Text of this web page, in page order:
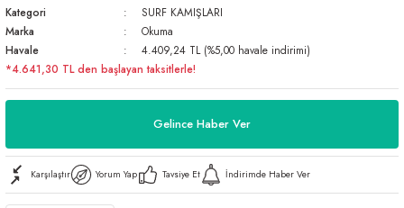
Kategori
SURF KAMIŞLARI
Marka
Okuma
Havale
4.409,24 TL (%5,00 havale indirimi)
*4.641,30 TL den başlayan taksitlerle!
Gelince Haber Ver
Karşılaştır Yorum Yap Tavsiye Et İndirimde Haber Ver